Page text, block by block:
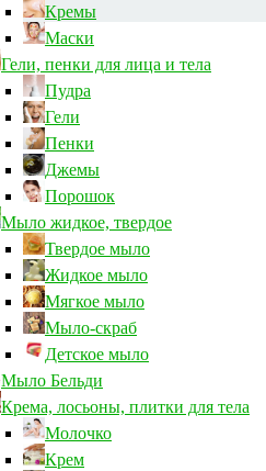
Кремы
Маски
Гели, пенки для лица и тела
Пудра
Гели
Пенки
Джемы
Порошок
Мыло жидкое, твердое
Твердое мыло
Жидкое мыло
Мягкое мыло
Мыло-скраб
Детское мыло
Мыло Бельди
Крема, лосьоны, плитки для тела
Молочко
Крем